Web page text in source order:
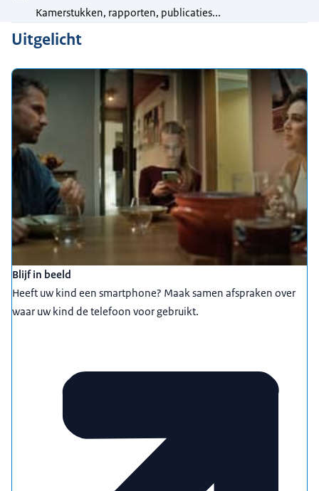
Kamerstukken, rapporten, publicaties...
Uitgelicht
Blijf in beeld
Heeft uw kind een smartphone? Maak samen afspraken over
waar uw kind de telefoon voor gebruikt.